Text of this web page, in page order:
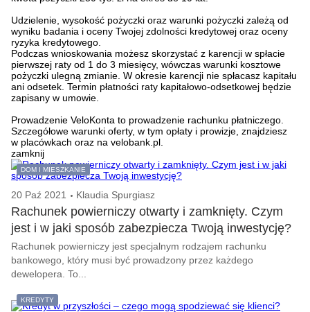
Udzielenie, wysokość pożyczki oraz warunki pożyczki zależą od
wyniku badania i oceny Twojej zdolności kredytowej oraz oceny
ryzyka kredytowego.
Podczas wnioskowania możesz skorzystać z karencji w spłacie
pierwszej raty od 1 do 3 miesięcy, wówczas warunki kosztowe
pożyczki ulegną zmianie. W okresie karencji nie spłacasz kapitału
ani odsetek. Termin płatności raty kapitałowo-odsetkowej będzie
zapisany w umowie.
Prowadzenie VeloKonta to prowadzenie rachunku płatniczego.
Szczegółowe warunki oferty, w tym opłaty i prowizje, znajdziesz
w placówkach oraz na velobank.pl.
zamknij
DOM I MIESZKANIE
20 Paź 2021 Klaudia Spurgiasz
Rachunek powierniczy otwarty i zamknięty. Czym
jest i w jaki sposób zabezpiecza Twoją inwestycję?
Rachunek powierniczy jest specjalnym rodzajem rachunku
bankowego, który musi być prowadzony przez każdego
dewelopera. To...
KREDYTY